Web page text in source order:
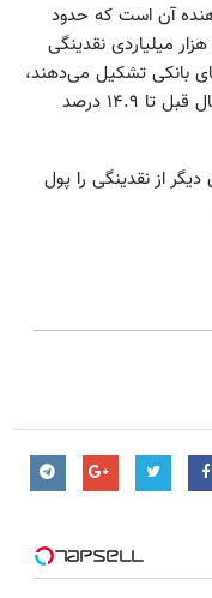
آن است که حدود
۱۰۱۰ هزار میلیارد تومان از مجموع کل ۱۱۶۲ هزار میلیاردی نقدینگی
بانکی تشکیل می‌دهند،
تعلق دارد. این حجم نسبت به اسفندماه سال قبل تا ۱۴.۹ درصد
تومان دیگر از نقدینگی را پول